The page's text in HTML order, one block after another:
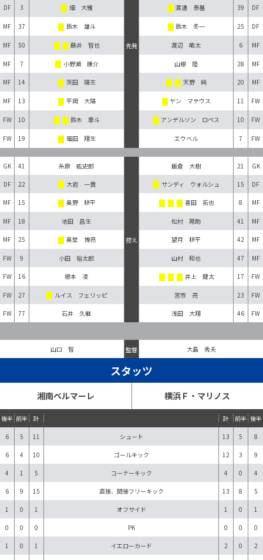
先発
DF 3 畑 大雅 渡邊 泰基 39 DF
MF 37 鈴木 雄斗 鈴木 冬一 25 DF
MF 50 藤井 智也 渡辺 皓太 6 MF
MF 7 小野瀬 康介 山根 陸 28 MF
MF 14 茨田 陽生 天野 純 20 MF
MF 13 平岡 大陽 ヤン マテウス 11 FW
FW 10 鈴木 章斗 アンデルソン ロペス 10 FW
FW 19 福田 翔生 エウベル 7 FW
控え
GK 41 糸原 紘史郎 飯倉 大樹 21 GK
DF 22 大岩 一貴 サンディ ウォルシュ 15 DF
MF 15 奥野 耕平 喜田 拓也 8 MF
MF 18 池田 昌生 松村 晃助 41 MF
MF 25 奥埜 博亮 望月 耕平 42 MF
FW 9 小田 裕太郎 山村 和也 47 MF
FW 16 根本 凌 井上 健太 17 FW
FW 27 ルイス フェリッピ 宮市 亮 23 FW
FW 77 石井 久継 浅田 大翔 46 FW
監督
山口 智 大島 秀夫
スタッツ
湘南ベルマーレ 横浜Ｆ・マリノス
後半 前半 計 計 前半 後半
6 5 11 シュート 13 5 8
6 4 10 ゴールキック 12 3 9
4 1 5 コーナーキック 4 0 4
6 9 15 直接、間接フリーキック 13 8 5
1 0 1 オフサイド 1 0 1
0 0 0 PK 0 0 0
1 0 1 イエローカード 2 0 2